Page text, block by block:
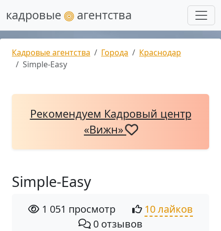
кадровые агентства
Кадровые агентства Города
Краснодар
Simple-Easy
Рекомендуем Кадровый центр
«Вижн»
Simple-Easy
1 051 просмотр
10 лайков
0 отзывов